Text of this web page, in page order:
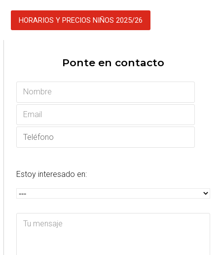
HORARIOS Y PRECIOS NIÑOS 2025/26
Ponte en contacto
Estoy interesado en: